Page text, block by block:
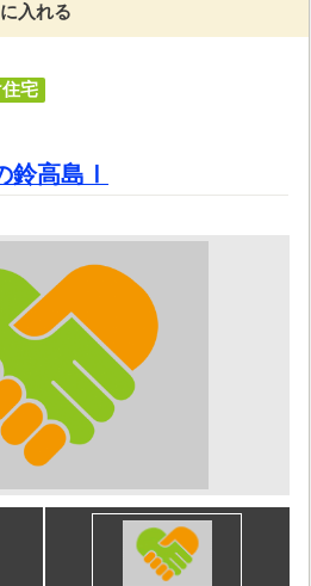
入れる
宅
鈴高島Ⅰ